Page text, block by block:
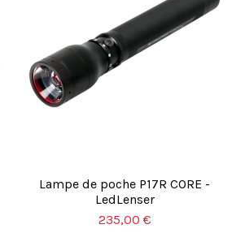
Lampe de poche P17R CORE -
LedLenser
235,00 €